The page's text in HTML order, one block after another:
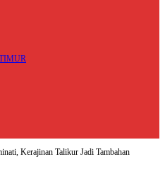
Kerajinan Talikur Jadi Tambahan